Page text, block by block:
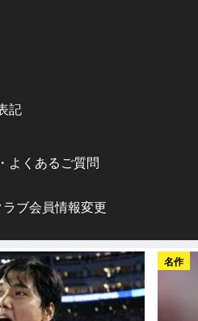
記
よくあるご質問
ブ会員情報変更
名作